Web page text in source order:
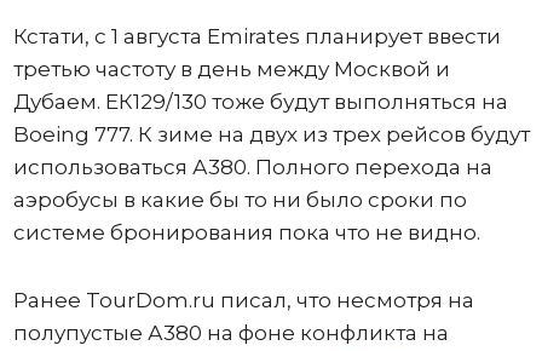
Кстати, с 1 августа Emirates планирует ввести
третью частоту в день между Москвой и
Дубаем. ЕК129/130 тоже будут выполняться на
Boeing 777. К зиме на двух из трех рейсов будут
использоваться А380. Полного перехода на
аэробусы в какие бы то ни было сроки по
системе бронирования пока что не видно.
Ранее TourDom.ru писал, что несмотря на
полупустые А380 на фоне конфликта на